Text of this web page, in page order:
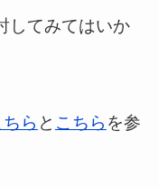
してみてはいか
ちら と こちら を参